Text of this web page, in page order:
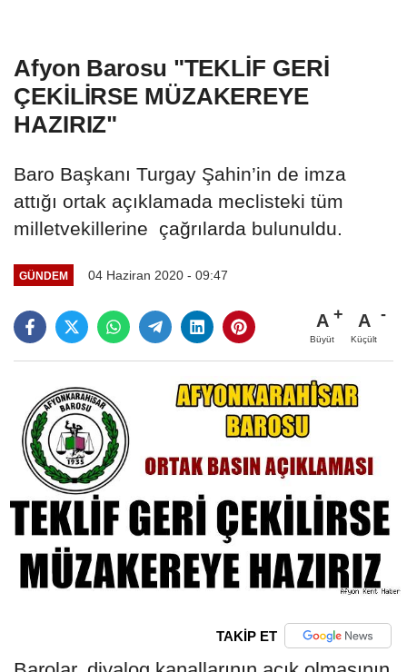
Afyon Barosu "TEKLİF GERİ
ÇEKİLİRSE MÜZAKEREYE
HAZIRIZ"
Baro Başkanı Turgay Şahin’in de imza
attığı ortak açıklamada meclisteki tüm
milletvekillerine çağrılarda bulunuldu.
GÜNDEM 04 Haziran 2020 - 09:47
A
Büyüt
A
Küçült
TAKİP ET